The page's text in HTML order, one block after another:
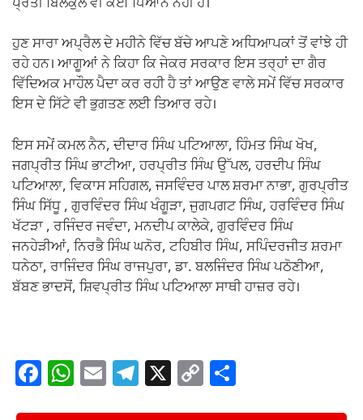
ਪ੍ਰਤੀ ਬਿਲਕੁਲ ਵੀ ਕੋਈ ਧਿਆਨ ਨਹੀਂ ਹੈ।
ਹੁਣ ਸਾਰਾ ਅਪ੍ਰੈਲ ਦੇ ਮਹੀਨੇ ਵਿੱਚ ਬੱਚੇ ਆਪਣੇ ਅਧਿਆਪਕਾਂ ਤੋਂ ਵਾਂਝੇ ਹੀ
ਰਹੇ ਹਨ। ਆਗੂਆਂ ਨੇ ਕਿਹਾ ਕਿ ਜੇਕਰ ਸਰਕਾਰ ਇਸ ਤਰ੍ਹਾਂ ਦਾ ਗੈਰ
ਵਿੱਦਿਅਕ ਮਾਹੌਲ ਪੈਦਾ ਕਰ ਰਹੀ ਹੈ ਤਾਂ ਆਉਣ ਵਾਲੇ ਸਮੇਂ ਵਿੱਚ ਸਰਕਾਰ
ਇਸ ਦੇ ਸਿੱਟੇ ਵੀ ਭੁਗਤਣ ਲਈ ਤਿਆਰ ਰਹੇ।
ਇਸ ਸਮੇਂ ਕਮਲ ਨੈਨ, ਦੀਦਾਰ ਸਿੰਘ ਪਟਿਆਲਾ, ਹਿੰਮਤ ਸਿੰਘ ਖੋਖ,
ਜਗਪ੍ਰੀਤ ਸਿੰਘ ਭਾਟੀਆ, ਹਰਪ੍ਰੀਤ ਸਿੰਘ ਉੱਪਲ, ਹਰਦੀਪ ਸਿੰਘ
ਪਟਿਆਲਾ, ਵਿਕਾਸ ਸਹਿਗਲ, ਜਸਵਿੰਦਰ ਪਾਲ ਸ਼ਰਮਾ ਨਾਭਾ, ਗੁਰਪ੍ਰੀਤ
ਸਿੰਘ ਸਿੱਧੂ , ਗੁਰਵਿੰਦਰ ਸਿੰਘ ਖੰਗੂੜਾ, ਜੁਗਪਗਟ ਸਿੰਘ, ਹਰਵਿੰਦਰ ਸਿੰਘ
ਖੱਟੜਾ , ਰਜਿੰਦਰ ਜਵੰਦਾ, ਮਨਦੀਪ ਕਾਲੇਕੇ, ਗੁਰਵਿੰਦਰ ਸਿੰਘ
ਜਨਹੇੜੀਆਂ, ਨਿਰਭੈ ਸਿੰਘ ਘਨੋਰ, ਟਹਿਬੀਰ ਸਿੰਘ, ਸਪਿੰਦਰਜੀਤ ਸ਼ਰਮਾ
ਧਨੇਠਾ, ਰਾਜਿੰਦਰ ਸਿੰਘ ਰਾਜਪੁਰਾ, ਡਾ. ਬਲਜਿੰਦਰ ਸਿੰਘ ਪਠੋਣੀਆ,
ਬੱਬਣ ਭਾਦਸੋਂ, ਸ਼ਿਵਪ੍ਰੀਤ ਸਿੰਘ ਪਟਿਆਲਾ ਸਾਥੀ ਹਾਜ਼ਰ ਰਹੇ।
F W E T X C